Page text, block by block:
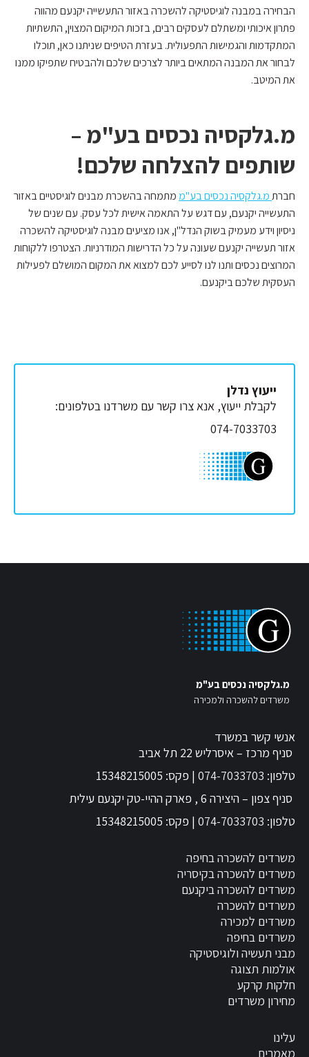
הבחירה במבנה לוגיסטיקה להשכרה באזור התעשייה יקנעם מהווה
פתרון איכותי ומשתלם לעסקים רבים, בזכות המיקום המצוין, התשתיות
המתקדמות והגמישות התפעולית. בעזרת הטיפים שניתנו כאן, תוכלו
לבחור את המבנה המתאים ביותר לצרכים שלכם ולהבטיח שתפיקו ממנו
את המיטב.
מ.גלקסיה נכסים בע"מ –
שותפים להצלחה שלכם!
חברתמ.גלקסיה נכסים בע"מ מתמחה בהשכרת מבנים לוגיסטיים באזור
התעשייה יקנעם, עם דגש על התאמה אישית לכל עסק. עם שנים של
ניסיון וידע מעמיק בשוק הנדל"ן, אנו מציעים מבנה לוגיסטיקה להשכרה
אזור תעשייה יקנעם שעונה על כל הדרישות המודרניות. הצטרפו ללקוחות
המרוצים נכסים ותנו לנו לסייע לכם למצוא את המקום המושלם לפעילות
העסקית שלכם ביקנעם.
ייעוץ נדלן
לקבלת ייעוץ, אנא צרו קשר עם משרדנו בטלפונים:
074-7033703
מ.גלקסיה נכסים בע"מ
משרדים להשכרה ולמכירה
אנשי קשר במשרד
סניף מרכז – איסרליש 22 תל אביב
טלפון: 074-7033703 | פקס: 15348215005
סניף צפון – היצירה 6 , פארק ההיי-טק יקנעם עילית
טלפון: 074-7033703 | פקס: 15348215005
משרדים להשכרה בחיפה
משרדים להשכרה בקיסריה
משרדים להשכרה ביקנעם
משרדים להשכרה
משרדים למכירה
משרדים בחיפה
מבני תעשיה ולוגיסטיקה
אולמות תצוגה
חלקות קרקע
מחירון משרדים
עלינו
מאמרים